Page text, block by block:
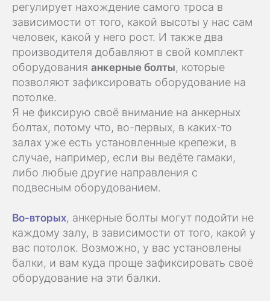
регулирует нахождение самого троса в
зависимости от того, какой высоты у нас сам
человек, какой у него рост. И также два
производителя добавляют в свой комплект
оборудования анкерные болты, которые
позволяют зафиксировать оборудование на
потолке.
Я не фиксирую своё внимание на анкерных
болтах, потому что, во-первых, в каких-то
залах уже есть установленные крепежи, в
случае, например, если вы ведёте гамаки,
либо любые другие направления с
подвесным оборудованием.
Во-вторых, анкерные болты могут подойти не
каждому залу, в зависимости от того, какой у
вас потолок. Возможно, у вас установлены
балки, и вам куда проще зафиксировать своё
оборудование на эти балки.